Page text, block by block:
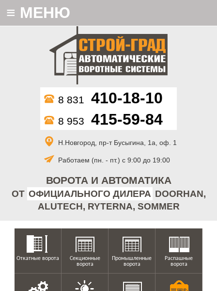
ВОРОТА И АВТОМАТИКА
ОТ ОФИЦИАЛЬНОГО ДИЛЕРА DOORHAN,
ALUTECH, RYTERNA, SOMMER
8 831 410-18-10
8 953 415-59-84
Н.Новгород, пр-т Бусыгина, 1а, оф. 1
Работаем (пн. - пт.) с 9:00 до 19:00
≡ МЕНЮ
Откатные ворота
Секционные
ворота
Промышленные
ворота
Распашные
ворота